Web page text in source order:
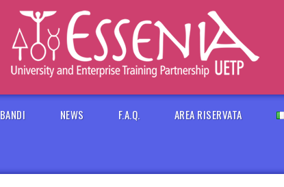
BANDI NEWS F.A.Q. AREA RISERVATA